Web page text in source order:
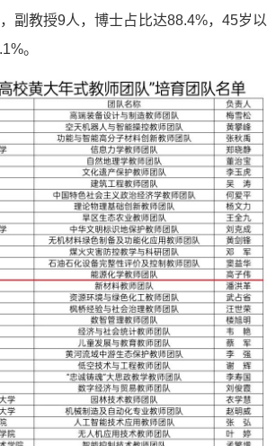
副教授9人，博士占比达88.4%，45岁以
。